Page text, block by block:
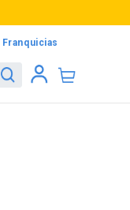
Franquicias